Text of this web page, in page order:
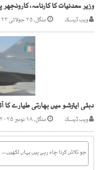
ویب ڈیسک منگل, ۲۵ جولائی ۲۰۲۳
دبئی ایئرشو میں بھارتی طیارے
ویب ڈیسک منگل, ۱۸ نومبر ۲۰۲۵